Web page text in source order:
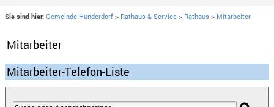
Sie sind hier: Gemeinde Hunderdorf > Rathaus & Service > Rathaus > Mitarbeiter
Mitarbeiter
Mitarbeiter-Telefon-Liste